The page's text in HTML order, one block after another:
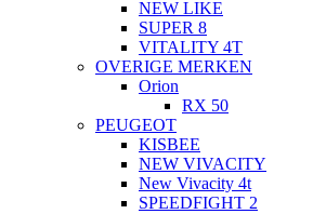
NEW LIKE
SUPER 8
VITALITY 4T
OVERIGE MERKEN
Orion
RX 50
PEUGEOT
KISBEE
NEW VIVACITY
New Vivacity 4t
SPEEDFIGHT 2